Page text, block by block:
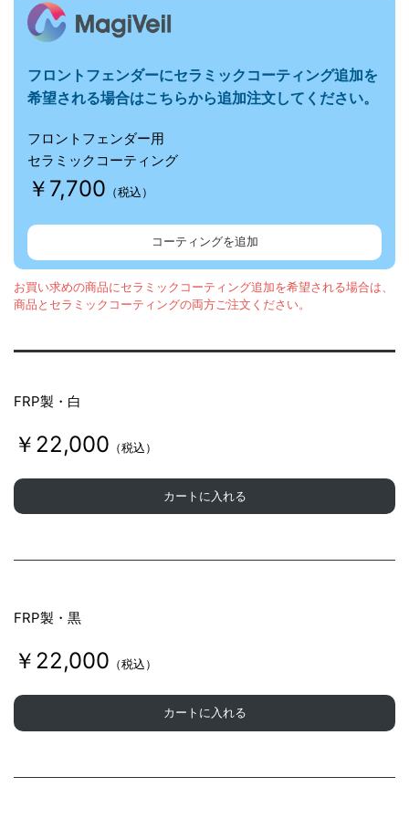
フロントフェンダーにセラミックコーティング追加を
希望される場合はこちらから追加注文してください。
フロントフェンダー用
セラミックコーティング
￥7,700 （税込）
コーティングを追加
お買い求めの商品にセラミックコーティング追加を希望される場合は、
商品とセラミックコーティングの両方ご注文ください。
FRP製・白
￥22,000 （税込）
カートに入れる
FRP製・黒
￥22,000 （税込）
カートに入れる